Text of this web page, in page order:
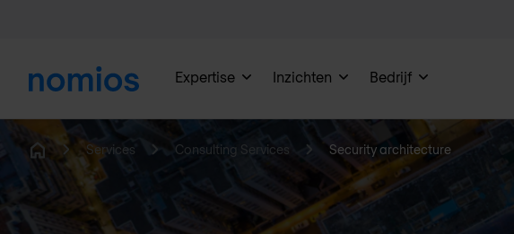
Expertise Inzichten Bedrijf
Services Consulting Services Security architecture